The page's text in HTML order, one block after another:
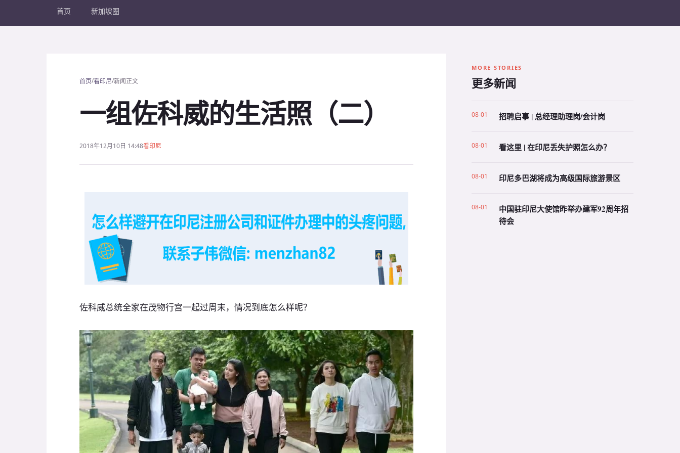
首页 新加坡圈
首页/看印尼/新闻正文
一组佐科威的生活照（二）
2018年12月10日 14:48看印尼
佐科威总统全家在茂物行宫一起过周末，情况到底怎么样呢？
MORE STORIES
更多新闻
08-01 招聘启事 | 总经理助理岗/会计岗
08-01 看这里 | 在印尼丢失护照怎么办？
08-01 印尼多巴湖将成为高级国际旅游景区
08-01
中国驻印尼大使馆昨举办建军92周年招
待会